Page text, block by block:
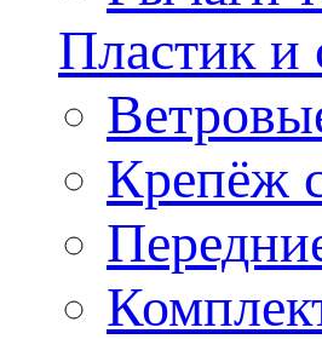
Пластик и
Крепёж